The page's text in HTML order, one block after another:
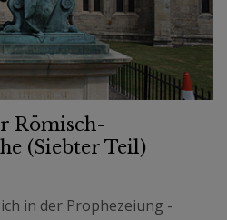
Römisch-
(Siebter Teil)
in der Prophezeiung -